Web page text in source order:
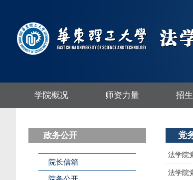
学院概况 师资力量 招
政务公开
院长信箱
党
法学院
法学院